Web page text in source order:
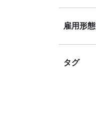
雇用形態
タグ